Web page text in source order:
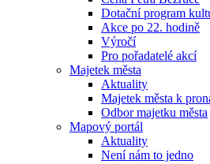
Dotační program
Akce po 22. hodině
Výročí
Pro pořadatelé akcí
Majetek města
Aktuality
Majetek města k
Odbor majetku města
Mapový portál
Aktuality
Není nám to jedno